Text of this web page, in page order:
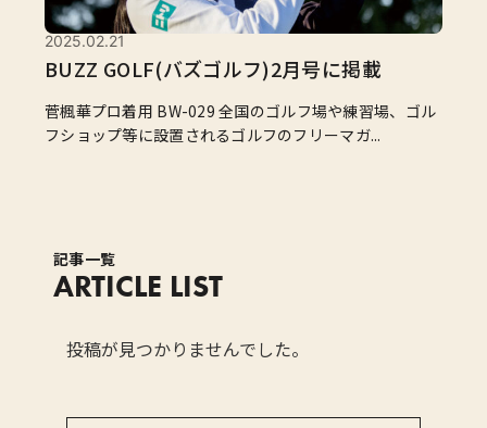
2025.02.21
BUZZ GOLF(バズゴルフ)2月号に掲載
菅楓華プロ着用 BW-029 全国のゴルフ場や練習場、ゴル
フショップ等に設置されるゴルフのフリーマガ...
記事一覧
ARTICLE LIST
投稿が見つかりませんでした。